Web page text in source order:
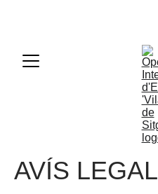
AVÍS LEGAL